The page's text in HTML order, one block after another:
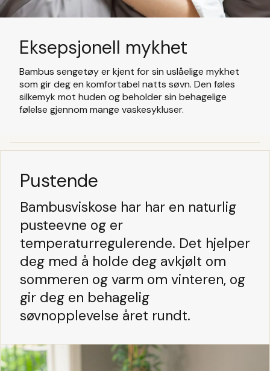
Eksepsjonell mykhet
Bambus sengetøy er kjent for sin uslåelige mykhet
som gir deg en komfortabel natts søvn. Den føles
silkemyk mot huden og beholder sin behagelige
følelse gjennom mange vaskesykluser.
Pustende
Bambusviskose har har en naturlig
pusteevne og er
temperaturregulerende. Det hjelper
deg med å holde deg avkjølt om
sommeren og varm om vinteren, og
gir deg en behagelig
søvnopplevelse året rundt.